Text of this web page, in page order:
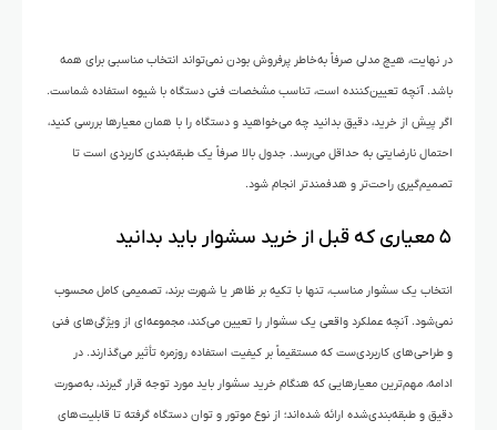
در نهایت، هیچ مدلی صرفاً به‌خاطر پرفروش بودن نمی‌تواند انتخاب مناسبی برای همه
باشد. آنچه تعیین‌کننده است، تناسب مشخصات فنی دستگاه با شیوه استفاده شماست.
اگر پیش از خرید، دقیق بدانید چه می‌خواهید و دستگاه را با همان معیارها بررسی کنید،
احتمال نارضایتی به حداقل می‌رسد. جدول بالا صرفاً یک طبقه‌بندی کاربردی‌ است تا
تصمیم‌گیری راحت‌تر و هدفمندتر انجام شود.
انتخاب یک سشوار مناسب، تنها با تکیه بر ظاهر یا شهرت برند، تصمیمی کامل محسوب
نمی‌شود. آنچه عملکرد واقعی یک سشوار را تعیین می‌کند، مجموعه‌ای از ویژگی‌های فنی
و طراحی‌های کاربردی‌ست که مستقیماً بر کیفیت استفاده روزمره تأثیر می‌گذارند. در
ادامه، مهم‌ترین معیارهایی که هنگام خرید سشوار باید مورد توجه قرار گیرند، به‌صورت
دقیق و طبقه‌بندی‌شده ارائه شده‌اند؛ از نوع موتور و توان دستگاه گرفته تا قابلیت‌های